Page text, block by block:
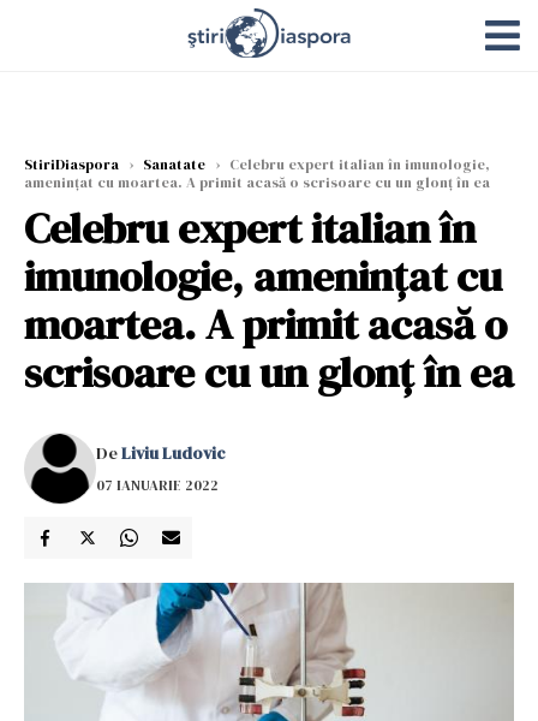
StiriDiaspora › Sanatate › Celebru expert italian în imunologie,
amenințat cu moartea. A primit acasă o scrisoare cu un glonț în ea
Celebru expert italian în
imunologie, amenințat cu
moartea. A primit acasă o
scrisoare cu un glonț în ea
DeLiviu Ludovic
07 IANUARIE 2022